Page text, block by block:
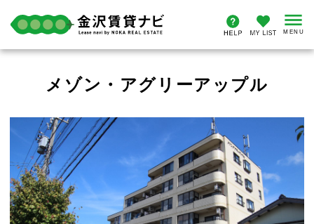
メゾン・アグリーアップル